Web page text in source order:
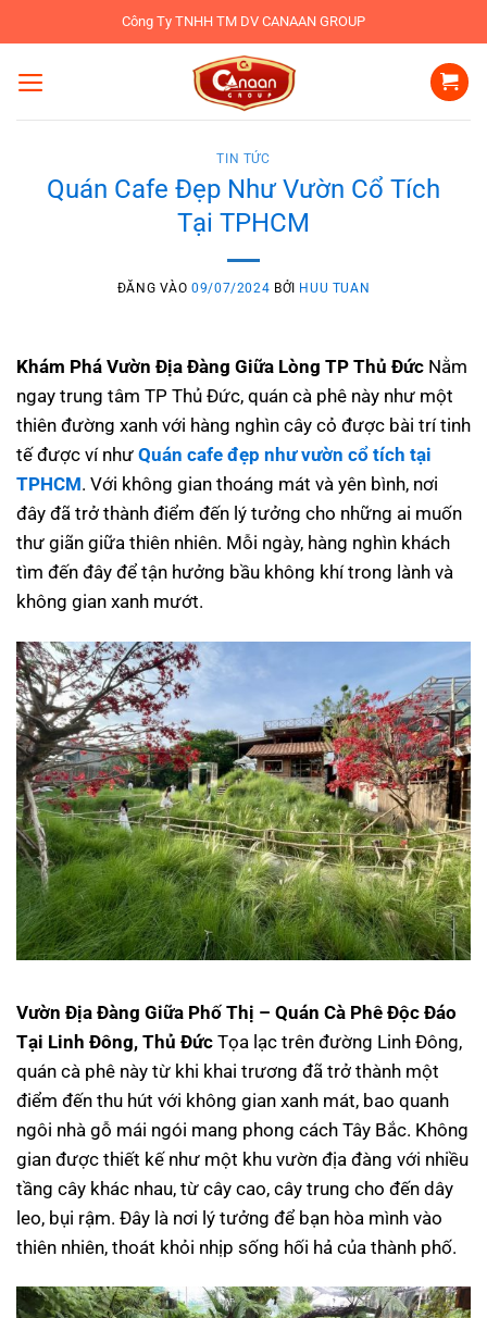
qua
nội
Công Ty TNHH TM DV CANAAN GROUP
TIN TỨC
Quán Cafe Đẹp Như Vườn Cổ Tích
Tại TPHCM
ĐĂNG VÀO09/07/2024 BỞI HUU TUAN
Khám Phá Vườn Địa Đàng Giữa Lòng TP Thủ Đức Nằm
ngay trung tâm TP Thủ Đức, quán cà phê này như một
thiên đường xanh với hàng nghìn cây cỏ được bài trí tinh
tế được ví như Quán cafe đẹp như vườn cổ tích tại
TPHCM. Với không gian thoáng mát và yên bình, nơi
đây đã trở thành điểm đến lý tưởng cho những ai muốn
thư giãn giữa thiên nhiên. Mỗi ngày, hàng nghìn khách
tìm đến đây để tận hưởng bầu không khí trong lành và
không gian xanh mướt.
Vườn Địa Đàng Giữa Phố Thị – Quán Cà Phê Độc Đáo
Tại Linh Đông, Thủ Đức Tọa lạc trên đường Linh Đông,
quán cà phê này từ khi khai trương đã trở thành một
điểm đến thu hút với không gian xanh mát, bao quanh
ngôi nhà gỗ mái ngói mang phong cách Tây Bắc. Không
gian được thiết kế như một khu vườn địa đàng với nhiều
tầng cây khác nhau, từ cây cao, cây trung cho đến dây
leo, bụi rậm. Đây là nơi lý tưởng để bạn hòa mình vào
thiên nhiên, thoát khỏi nhịp sống hối hả của thành phố.